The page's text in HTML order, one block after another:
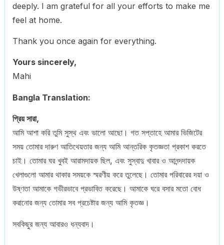
deeply. I am grateful for all your efforts to make me
feel at home.
Thank you once again for everything.
Yours sincerely,
Mahi
Bangla Translation:
প্রিয় সারা,
আমি আশা করি তুমি সুস্থ এবং ভালো আছো। গত সপ্তাহে আমার ভিজিটের
সময় তোমার দারুণ আতিথেয়তার জন্য আমি আন্তরিক কৃতজ্ঞতা প্রকাশ করতে
চাই। তোমার ঘর খুবই আরামদায়ক ছিল, এবং সুস্বাদু খাবার ও আনন্দদায়ক
খেলাগুলো আমার থাকার সময়কে স্মরণীয় করে তুলেছে। তোমার পরিবারের দয়া ও
উষ্ণতা আমাকে গভীরভাবে প্রভাবিত করেছে। আমাকে ঘরে বসার মতো বোধ
করানোর জন্য তোমার সব প্রচেষ্টার জন্য আমি কৃতজ্ঞ।
সবকিছুর জন্য আবারও ধন্যবাদ।